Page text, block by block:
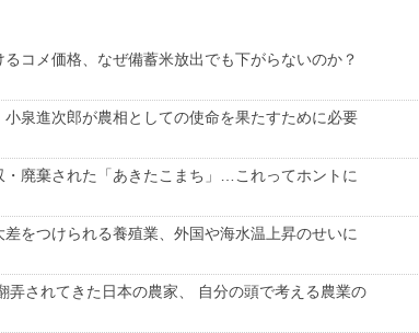
コメ価格、なぜ備蓄米放出でも下がらないのか？
泉進次郎が農相としての使命を果たすために必要
・廃棄された「あきたこまち」…これってホントに
をつけられる養殖業、外国や海水温上昇のせいに
弄されてきた日本の農家、 自分の頭で考える農業の